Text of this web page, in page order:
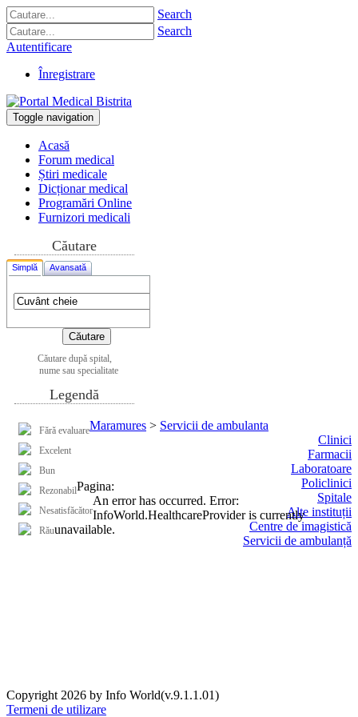
Search
Search
Autentificare
Înregistrare
Toggle navigation
Acasă
Forum medical
Știri medicale
Dicționar medical
Programări Online
Furnizori medicali
Căutare
Simplă Avansată
Căutare după spital,
nume sau specialitate
Legendă
Fără evaluare
Excelent
Bun
Rezonabil
Nesatisfăcător
Rău
Maramures > Servicii de ambulanta
Clinici
Farmacii
Laboratoare
Policlinici
Spitale
Alte instituții
Centre de imagistică
Servicii de ambulanță
Pagina:
An error has occurred. Error:
InfoWorld.HealthcareProvider is currently
unavailable.
Copyright 2026 by Info World(v.9.1.1.01)
Termeni de utilizare